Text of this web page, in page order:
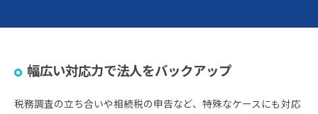
幅広い対応力で法人をバックアップ
税務調査の立ち合いや相続税の申告など、特殊なケースにも対応